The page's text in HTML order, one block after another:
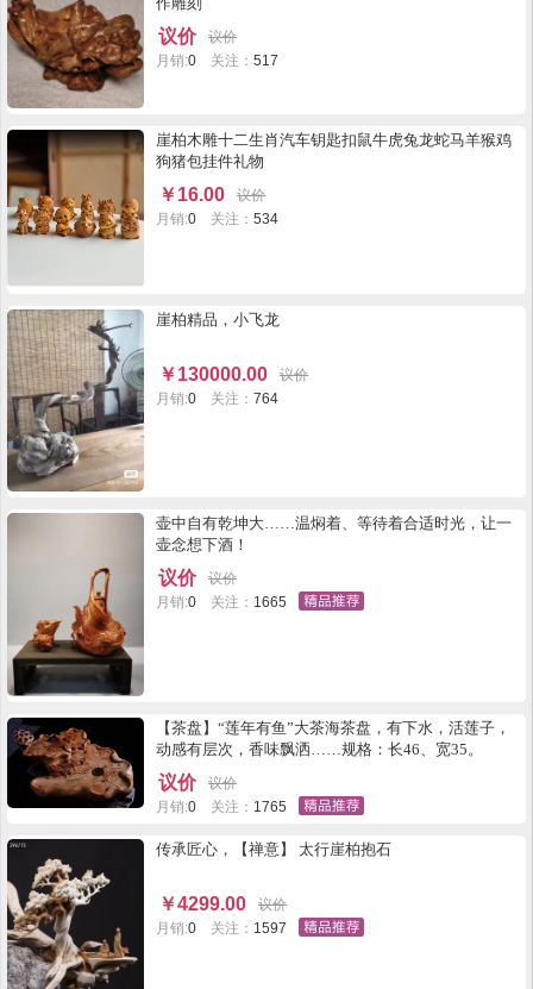
议价
议价
月销:0 关注：517
崖柏木雕十二生肖汽车钥匙扣鼠牛虎兔龙蛇马羊猴鸡
狗猪包挂件礼物
￥ 16.00
议价
月销:0 关注：534
崖柏精品，小飞龙
￥130000.00
议价
月销:0 关注：764
壶中自有乾坤大……温焖着、等待着合适时光，让一
壶念想下酒！
议价
议价
月销:0 关注： 1665
【茶盘】“莲年有鱼”大茶海茶盘，有下水，活莲子，
动感有层次，香味飘洒……规格：长46、宽35。
议价
议价
月销:0 关注： 1765
传承匠心，【禅意】 太行崖柏抱石
￥4299.00
议价
月销:0 关注： 1597